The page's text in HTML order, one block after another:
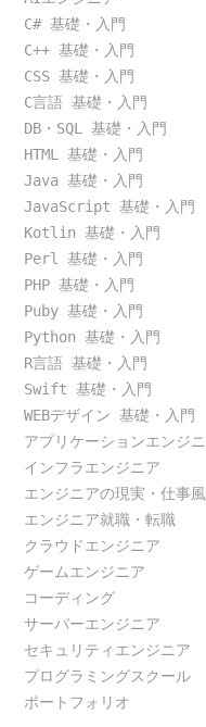
C# 基礎・入門
C++ 基礎・入門
CSS 基礎・入門
C言語 基礎・入門
DB・SQL 基礎・入門
HTML 基礎・入門
Java 基礎・入門
JavaScript 基礎・入門
Kotlin 基礎・入門
Perl 基礎・入門
PHP 基礎・入門
Puby 基礎・入門
Python 基礎・入門
R言語 基礎・入門
Swift 基礎・入門
WEBデザイン 基礎・入門
アプリケーションエンジ
インフラエンジニア
エンジニアの現実・仕事
エンジニア就職・転職
クラウドエンジニア
ゲームエンジニア
コーディング
サーバーエンジニア
セキュリティエンジニア
プログラミングスクール
ポートフォリオ